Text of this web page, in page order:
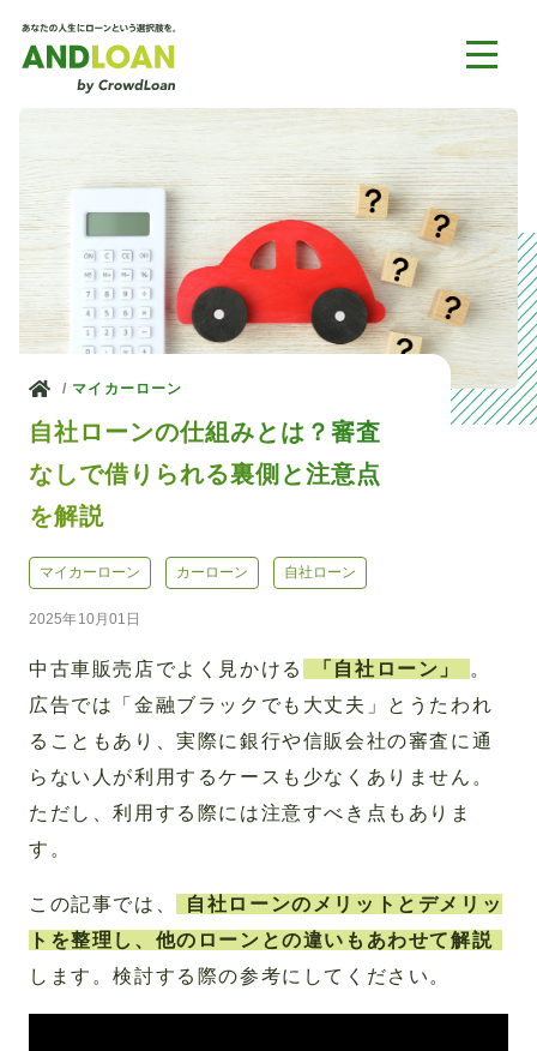
ホーム
マイカーローン
自社ローンの仕組みとは？審査
なしで借りられる裏側と注意点
を解説
マイカーローン カーローン 自社ローン
2025年10月01日
中古車販売店でよく見かける 「自社ローン」
。
広告では「金融ブラックでも大丈夫」とうたわれ
ることもあり、実際に銀行や信販会社の審査に通
らない人が利用するケースも少なくありません。
ただし、利用する際には注意すべき点もありま
す。
この記事では、
自社ローンのメリットとデメリッ
トを整理し、他のローンとの違いもあわせて解説
します。検討する際の参考にしてください。